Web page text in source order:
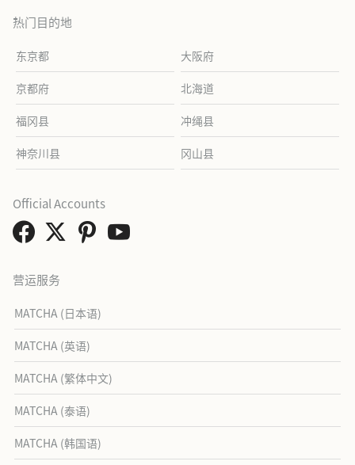
热门目的地
东京都 大阪府
京都府 北海道
福冈县 冲绳县
神奈川县 冈山县
营运服务
MATCHA (日本语)
MATCHA (英语)
MATCHA (繁体中文)
MATCHA (泰语)
MATCHA (韩国语)
Official Accounts